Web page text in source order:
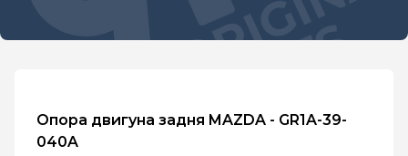
Опора двигуна задня MAZDA - GR1A-39-
040A